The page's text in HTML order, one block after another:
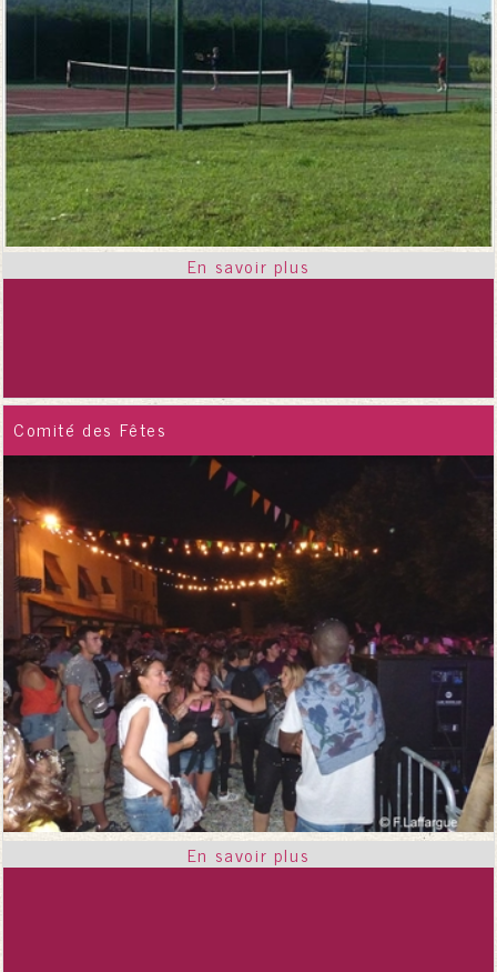
Comité des Fêtes